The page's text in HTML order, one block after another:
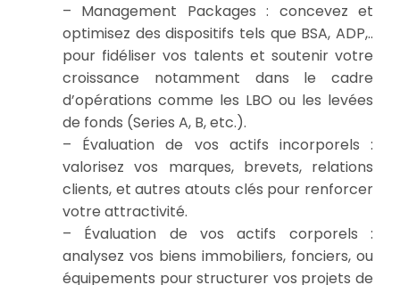
– Management Packages : concevez et
optimisez des dispositifs tels que BSA, ADP,..
pour fidéliser vos talents et soutenir votre
croissance notamment dans le cadre
d’opérations comme les LBO ou les levées
de fonds (Series A, B, etc.).
– Évaluation de vos actifs incorporels :
valorisez vos marques, brevets, relations
clients, et autres atouts clés pour renforcer
votre attractivité.
– Évaluation de vos actifs corporels :
analysez vos biens immobiliers, fonciers, ou
équipements pour structurer vos projets de